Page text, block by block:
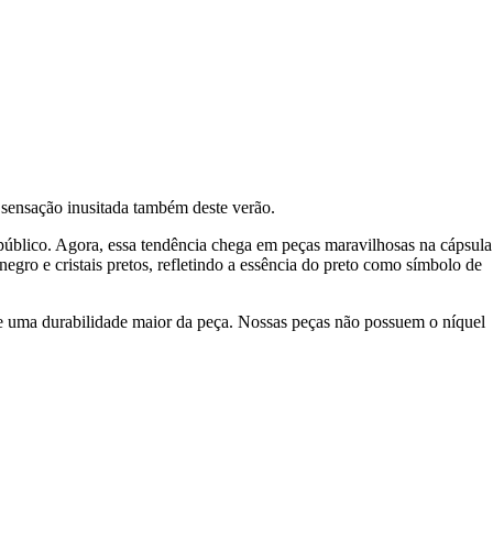
inusitada também deste verão.
Agora, essa tendência chega em peças maravilhosas na cápsula
e cristais pretos, refletindo a essência do preto como símbolo de
durabilidade maior da peça. Nossas peças não possuem o níquel